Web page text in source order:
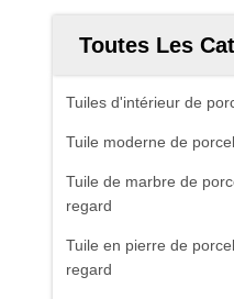
Toutes Les
Tuiles d'intérieur de
Tuile moderne de
Tuile de marbre de
regard
Tuile en pierre de
regard